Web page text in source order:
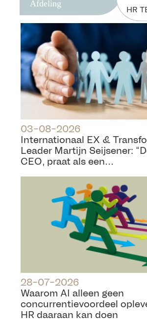
Afdeling
HR
03-08-2026
Internationaal EX &
Leader Martijn Seijsener:
CEO, praat als een...
28-07-2026
Waarom AI alleen geen
concurrentievoordeel
HR daaraan kan doen